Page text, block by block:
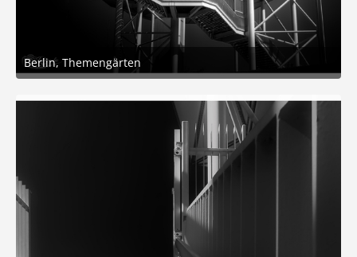
Berlin, Themengärten
9. Februar 2026 um 12:59